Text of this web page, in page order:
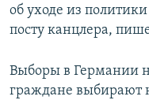
об уходе из
посту канцлера,
Выборы в Германии
граждане выбирают